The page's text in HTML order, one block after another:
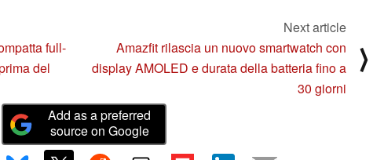
full-
del
Next article
Amazfit rilascia un nuovo smartwatch con
display AMOLED e durata della batteria fino a
30 giorni
⟩
Add as a preferred
source on Google